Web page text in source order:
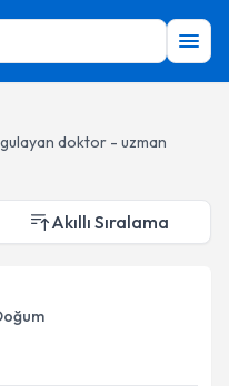
doktor - uzman
Akıllı Sıralama